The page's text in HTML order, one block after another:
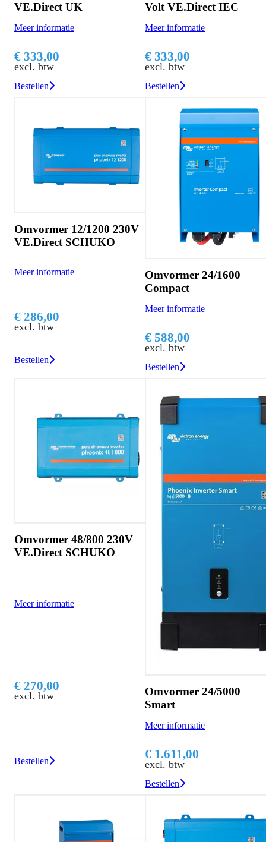
VE.Direct UK
Meer informatie
€ 333,00
excl. btw
Bestellen
Volt VE.Direct IEC
Meer informatie
€ 333,00
excl. btw
Bestellen
Omvormer 12/1200 230V
VE.Direct SCHUKO
Meer informatie
€ 286,00
excl. btw
Bestellen
Omvormer 24/1600
Compact
Meer informatie
€ 588,00
excl. btw
Bestellen
Omvormer 48/800 230V
VE.Direct SCHUKO
Meer informatie
€ 270,00
excl. btw
Bestellen
Omvormer 24/5000
Smart
Meer informatie
€ 1.611,00
excl. btw
Bestellen